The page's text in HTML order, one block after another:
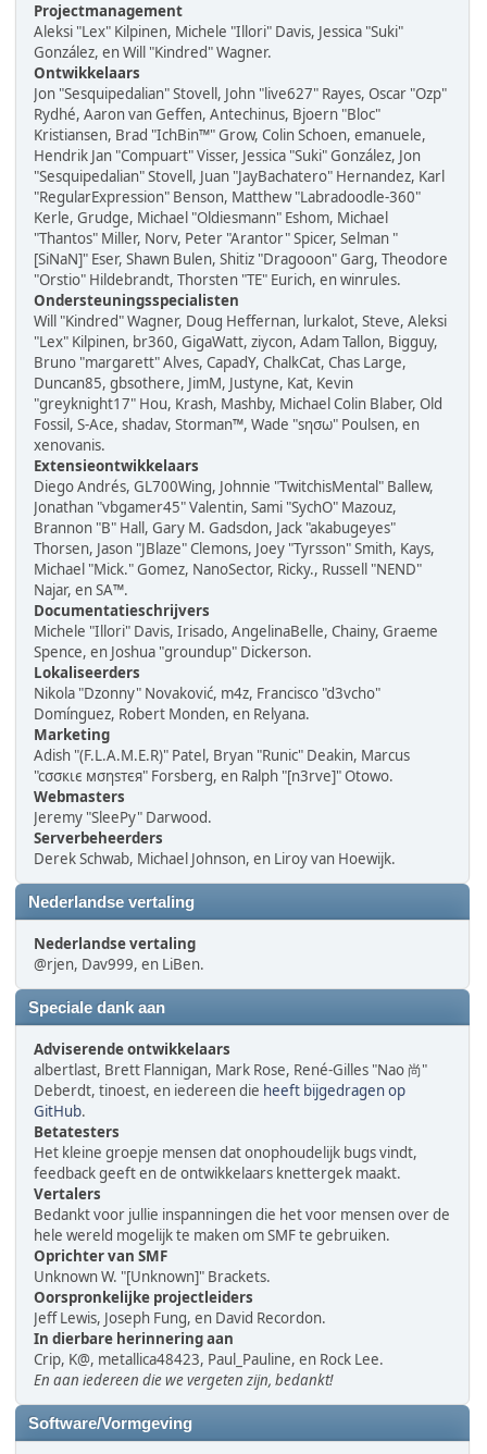
Projectmanagement
Aleksi "Lex" Kilpinen, Michele "Illori" Davis, Jessica "Suki"
González, en Will "Kindred" Wagner.
Ontwikkelaars
Jon "Sesquipedalian" Stovell, John "live627" Rayes, Oscar "Ozp"
Rydhé, Aaron van Geffen, Antechinus, Bjoern "Bloc"
Kristiansen, Brad "IchBin™" Grow, Colin Schoen, emanuele,
Hendrik Jan "Compuart" Visser, Jessica "Suki" González, Jon
"Sesquipedalian" Stovell, Juan "JayBachatero" Hernandez, Karl
"RegularExpression" Benson, Matthew "Labradoodle-360"
Kerle, Grudge, Michael "Oldiesmann" Eshom, Michael
"Thantos" Miller, Norv, Peter "Arantor" Spicer, Selman "
[SiNaN]" Eser, Shawn Bulen, Shitiz "Dragooon" Garg, Theodore
"Orstio" Hildebrandt, Thorsten "TE" Eurich, en winrules.
Ondersteuningsspecialisten
Will "Kindred" Wagner, Doug Heffernan, lurkalot, Steve, Aleksi
"Lex" Kilpinen, br360, GigaWatt, ziycon, Adam Tallon, Bigguy,
Bruno "margarett" Alves, CapadY, ChalkCat, Chas Large,
Duncan85, gbsothere, JimM, Justyne, Kat, Kevin
"greyknight17" Hou, Krash, Mashby, Michael Colin Blaber, Old
Fossil, S-Ace, shadav, Storman™, Wade "sησω" Poulsen, en
xenovanis.
Extensieontwikkelaars
Diego Andrés, GL700Wing, Johnnie "TwitchisMental" Ballew,
Jonathan "vbgamer45" Valentin, Sami "SychO" Mazouz,
Brannon "B" Hall, Gary M. Gadsdon, Jack "akabugeyes"
Thorsen, Jason "JBlaze" Clemons, Joey "Tyrsson" Smith, Kays,
Michael "Mick." Gomez, NanoSector, Ricky., Russell "NEND"
Najar, en SA™.
Documentatieschrijvers
Michele "Illori" Davis, Irisado, AngelinaBelle, Chainy, Graeme
Spence, en Joshua "groundup" Dickerson.
Lokaliseerders
Nikola "Dzonny" Novaković, m4z, Francisco "d3vcho"
Domínguez, Robert Monden, en Relyana.
Marketing
Adish "(F.L.A.M.E.R)" Patel, Bryan "Runic" Deakin, Marcus
"cσσкιє мσηѕтєя" Forsberg, en Ralph "[n3rve]" Otowo.
Webmasters
Jeremy "SleePy" Darwood.
Serverbeheerders
Derek Schwab, Michael Johnson, en Liroy van Hoewijk.
Nederlandse vertaling
Nederlandse vertaling
@rjen, Dav999, en LiBen.
Speciale dank aan
Adviserende ontwikkelaars
albertlast, Brett Flannigan, Mark Rose, René-Gilles "Nao 尚"
Deberdt, tinoest, en iedereen die heeft bijgedragen op
GitHub.
Betatesters
Het kleine groepje mensen dat onophoudelijk bugs vindt,
feedback geeft en de ontwikkelaars knettergek maakt.
Vertalers
Bedankt voor jullie inspanningen die het voor mensen over de
hele wereld mogelijk te maken om SMF te gebruiken.
Oprichter van SMF
Unknown W. "[Unknown]" Brackets.
Oorspronkelijke projectleiders
Jeff Lewis, Joseph Fung, en David Recordon.
In dierbare herinnering aan
Crip, K@, metallica48423, Paul_Pauline, en Rock Lee.
En aan iedereen die we vergeten zijn, bedankt!
Software/Vormgeving